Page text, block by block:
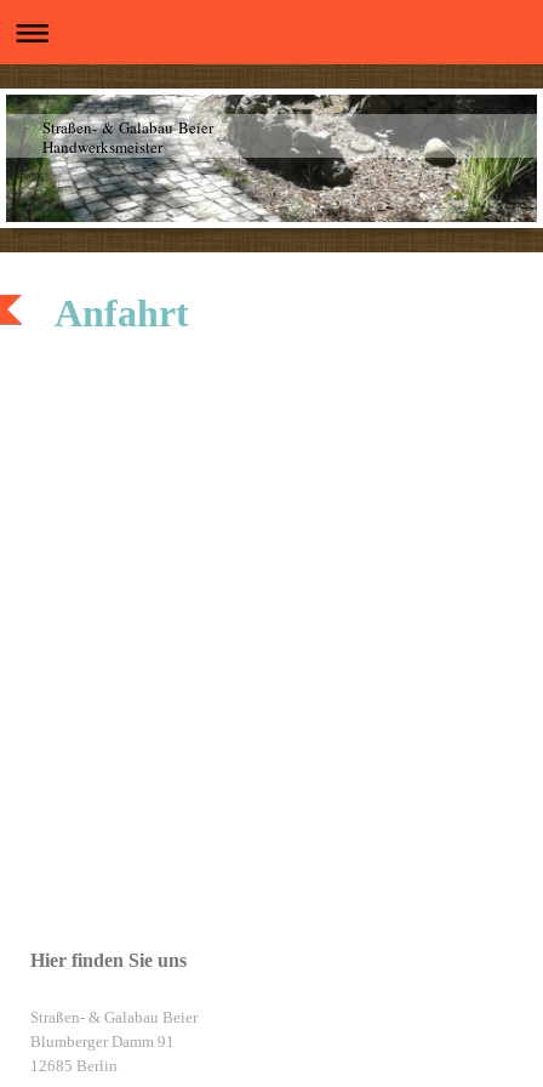
Straßen- & Galabau Beier
Handwerksmeister
Anfahrt
Hier finden Sie uns
Straßen- & Galabau Beier
Blumberger Damm 91
12685 Berlin